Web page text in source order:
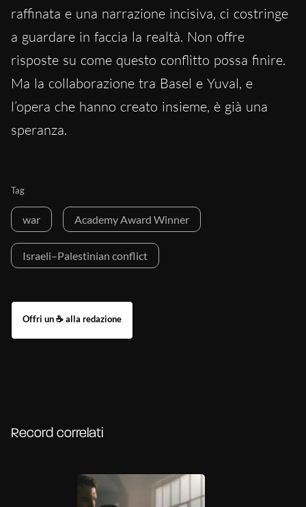
raffinata e una narrazione incisiva, ci costringe
a guardare in faccia la realtà. Non offre
risposte su come questo conflitto possa finire.
Ma la collaborazione tra Basel e Yuval, e
l’opera che hanno creato insieme, è già una
speranza.
Tag
war Academy Award Winner
Israeli–Palestinian conflict
Record correlati